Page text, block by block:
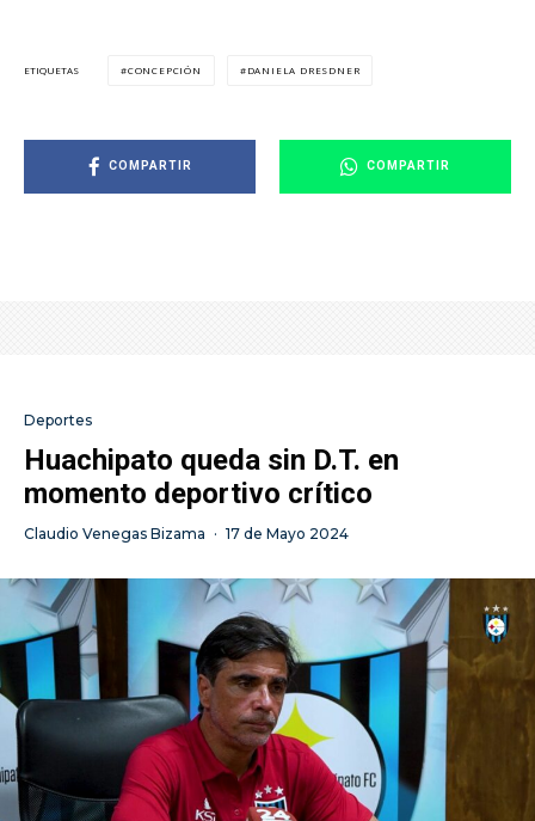
ETIQUETAS CONCEPCIÓN DANIELA DRESDNER
COMPARTIR COMPARTIR
Deportes
Huachipato queda sin D.T. en
momento deportivo crítico
Claudio Venegas Bizama · 17 de Mayo 2024